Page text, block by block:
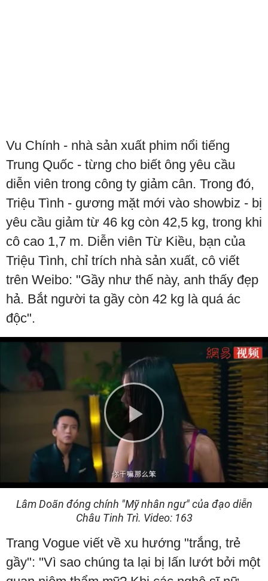
Vu Chính - nhà sản xuất phim nổi tiếng
Trung Quốc - từng cho biết ông yêu cầu
diễn viên trong công ty giảm cân. Trong đó,
Triệu Tình - gương mặt mới vào showbiz - bị
yêu cầu giảm từ 46 kg còn 42,5 kg, trong khi
cô cao 1,7 m. Diễn viên Từ Kiều, bạn của
Triệu Tình, chỉ trích nhà sản xuất, cô viết
trên Weibo: "Gầy như thế này, anh thấy đẹp
hả. Bắt người ta gầy còn 42 kg là quá ác
độc".
Play
Video
Lâm Doãn đóng chính "Mỹ nhân ngư" của đạo diễn
Châu Tinh Trì. Video: 163
Trang Vogue viết về xu hướng "trắng, trẻ
gầy": "Vì sao chúng ta lại bị lấn lướt bởi một